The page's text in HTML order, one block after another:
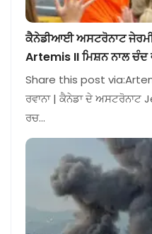
ਕੈਨੇਡੀਆਈ ਅਸਟਰੋਨਾਟ
Artemis II ਮਿਸ਼ਨ ਨਾਲ ਚੰਦ
Share this post
ਰਵਾਨਾ | ਕੈਨੇਡਾ ਦੇ ਅਸਟਰੋਨਾਟ
ਰਚ…